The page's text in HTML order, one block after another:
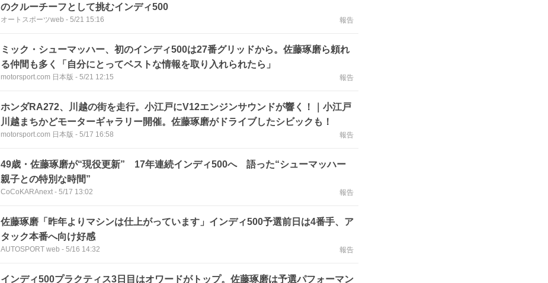
のクルーチーフとして挑むインディ500
オートスポーツweb - 5/21 15:16 報告
ミック・シューマッハー、初のインディ500は27番グリッドから。佐藤琢磨ら頼れ
る仲間も多く「自分にとってベストな情報を取り入れられたら」
motorsport.com 日本版 - 5/21 12:15 報告
ホンダRA272、川越の街を走行。小江戸にV12エンジンサウンドが響く！｜小江戸
川越まちかどモーターギャラリー開催。佐藤琢磨がドライブしたシビックも！
motorsport.com 日本版 - 5/17 16:58 報告
49歳・佐藤琢磨が“現役更新” 17年連続インディ500へ 語った“シューマッハー
親子との特別な時間”
CoCoKARAnext - 5/17 13:02 報告
佐藤琢磨「昨年よりマシンは仕上がっています」インディ500予選前日は4番手、ア
タック本番へ向け好感
AUTOSPORT web - 5/16 14:32 報告
インディ500プラクティス3日目はオワードがトップ。佐藤琢磨は予選パフォーマン